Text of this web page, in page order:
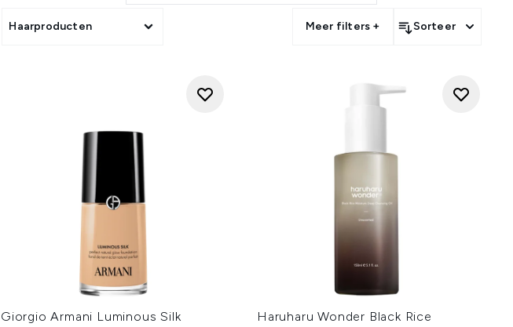
Haarproducten Meer filters + Sorteer
Giorgio Armani Luminous Silk
Haruharu Wonder Black Rice